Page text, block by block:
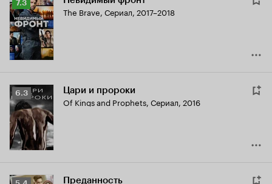
Рейтинг
Кинопоиска
7.3
7.3
The Brave, Сериал, 2017–2018
Рейтинг
Кинопоиска
6.3
6.3 Цари и пророки
Of Kings and Prophets, Сериал, 2016
Преданность